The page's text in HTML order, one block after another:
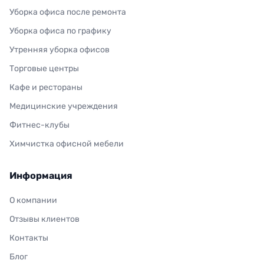
Уборка офиса после ремонта
Уборка офиса по графику
Утренняя уборка офисов
Торговые центры
Кафе и рестораны
Медицинские учреждения
Фитнес-клубы
Химчистка офисной мебели
Информация
О компании
Отзывы клиентов
Контакты
Блог